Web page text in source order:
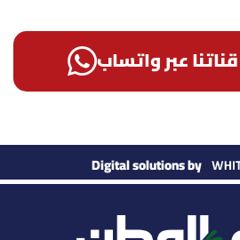
عبر واتساب
Digital solutions by